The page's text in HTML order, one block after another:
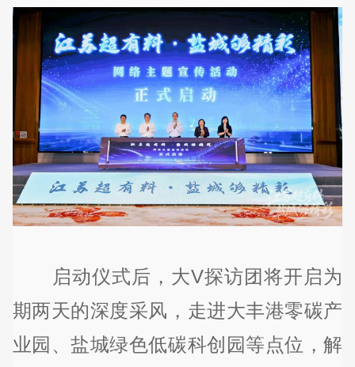
启动仪式后，大V探访团将开启为
期两天的深度采风，走进大丰港零碳产
业园、盐城绿色低碳科创园等点位，解